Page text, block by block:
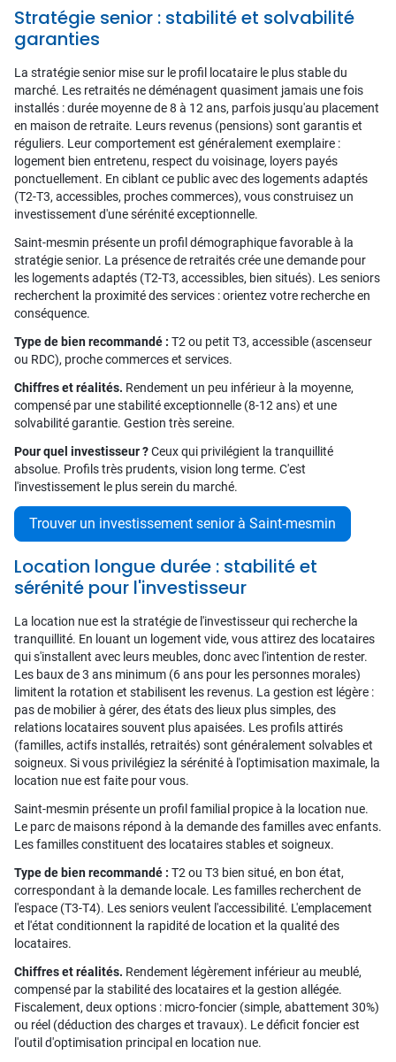
Stratégie senior : stabilité et solvabilité
garanties
La stratégie senior mise sur le profil locataire le plus stable du
marché. Les retraités ne déménagent quasiment jamais une fois
installés : durée moyenne de 8 à 12 ans, parfois jusqu'au placement
en maison de retraite. Leurs revenus (pensions) sont garantis et
réguliers. Leur comportement est généralement exemplaire :
logement bien entretenu, respect du voisinage, loyers payés
ponctuellement. En ciblant ce public avec des logements adaptés
(T2-T3, accessibles, proches commerces), vous construisez un
investissement d'une sérénité exceptionnelle.
Saint-mesmin présente un profil démographique favorable à la
stratégie senior. La présence de retraités crée une demande pour
les logements adaptés (T2-T3, accessibles, bien situés). Les seniors
recherchent la proximité des services : orientez votre recherche en
conséquence.
Type de bien recommandé : T2 ou petit T3, accessible (ascenseur
ou RDC), proche commerces et services.
Chiffres et réalités. Rendement un peu inférieur à la moyenne,
compensé par une stabilité exceptionnelle (8-12 ans) et une
solvabilité garantie. Gestion très sereine.
Pour quel investisseur ?Ceux qui privilégient la tranquillité
absolue. Profils très prudents, vision long terme. C'est
l'investissement le plus serein du marché.
Trouver un investissement senior à Saint-mesmin
Location longue durée : stabilité et
sérénité pour l'investisseur
La location nue est la stratégie de l'investisseur qui recherche la
tranquillité. En louant un logement vide, vous attirez des locataires
qui s'installent avec leurs meubles, donc avec l'intention de rester.
Les baux de 3 ans minimum (6 ans pour les personnes morales)
limitent la rotation et stabilisent les revenus. La gestion est légère :
pas de mobilier à gérer, des états des lieux plus simples, des
relations locataires souvent plus apaisées. Les profils attirés
(familles, actifs installés, retraités) sont généralement solvables et
soigneux. Si vous privilégiez la sérénité à l'optimisation maximale, la
location nue est faite pour vous.
Saint-mesmin présente un profil familial propice à la location nue.
Le parc de maisons répond à la demande des familles avec enfants.
Les familles constituent des locataires stables et soigneux.
Type de bien recommandé : T2 ou T3 bien situé, en bon état,
correspondant à la demande locale. Les familles recherchent de
l'espace (T3-T4). Les seniors veulent l'accessibilité. L'emplacement
et l'état conditionnent la rapidité de location et la qualité des
locataires.
Chiffres et réalités. Rendement légèrement inférieur au meublé,
compensé par la stabilité des locataires et la gestion allégée.
Fiscalement, deux options : micro-foncier (simple, abattement 30%)
ou réel (déduction des charges et travaux). Le déficit foncier est
l'outil d'optimisation principal en location nue.